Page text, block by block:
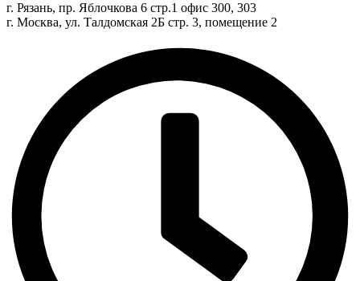
г. Рязань, пр. Яблочкова 6 стр.1 офис 300, 303
г. Москва, ул. Талдомская 2Б стр. 3, помещение 2